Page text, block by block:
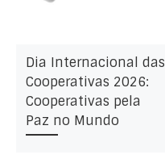
Dia Internacional das
Cooperativas 2026:
Cooperativas pela
Paz no Mundo